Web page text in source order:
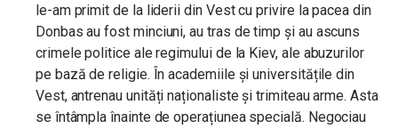
le-am primit de la liderii din Vest cu privire la pacea din
Donbas au fost minciuni, au tras de timp și au ascuns
crimele politice ale regimului de la Kiev, ale abuzurilor
pe bază de religie. În academiile și universitățile din
Vest, antrenau unități naționaliste și trimiteau arme. Asta
se întâmpla înainte de operațiunea specială. Negociau